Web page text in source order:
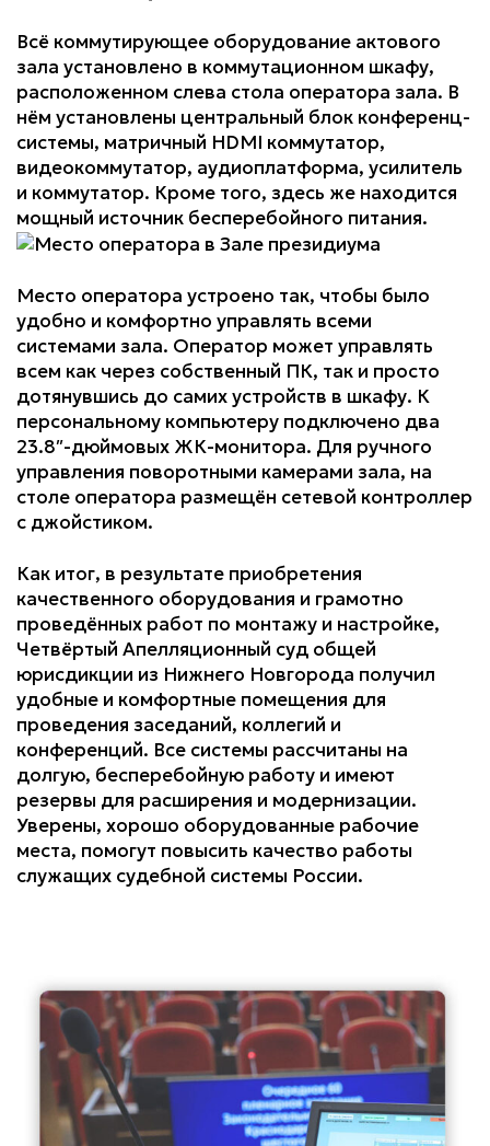
Всё коммутирующее оборудование актового
зала установлено в коммутационном шкафу,
расположенном слева стола оператора зала. В
нём установлены центральный блок конференц-
системы, матричный HDMI коммутатор,
видеокоммутатор, аудиоплатформа, усилитель
и коммутатор. Кроме того, здесь же находится
мощный источник бесперебойного питания.
Место оператора устроено так, чтобы было
удобно и комфортно управлять всеми
системами зала. Оператор может управлять
всем как через собственный ПК, так и просто
дотянувшись до самих устройств в шкафу. К
персональному компьютеру подключено два
23.8″-дюймовых ЖК-монитора. Для ручного
управления поворотными камерами зала, на
столе оператора размещён сетевой контроллер
с джойстиком.
Как итог, в результате приобретения
качественного оборудования и грамотно
проведённых работ по монтажу и настройке,
Четвёртый Апелляционный суд общей
юрисдикции из Нижнего Новгорода получил
удобные и комфортные помещения для
проведения заседаний, коллегий и
конференций. Все системы рассчитаны на
долгую, бесперебойную работу и имеют
резервы для расширения и модернизации.
Уверены, хорошо оборудованные рабочие
места, помогут повысить качество работы
служащих судебной системы России.